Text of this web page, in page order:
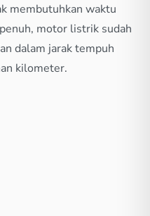
membutuhkan waktu
motor listrik sudah
dalam jarak tempuh
kilometer.